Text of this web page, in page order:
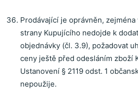
Prodávající je oprávněn, zejména
strany Kupujícího nedojde k
objednávky (čl. 3.9), požadovat
ceny ještě před odesláním zboží
Ustanovení § 2119 odst. 1
nepoužije.